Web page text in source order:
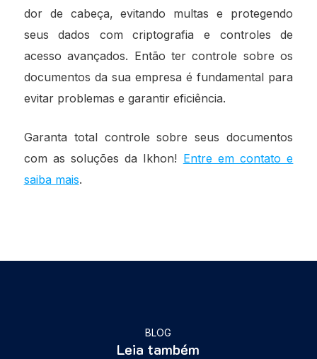
dor de cabeça, evitando multas e protegendo
seus dados com criptografia e controles de
acesso avançados. Então ter controle sobre os
documentos da sua empresa é fundamental para
evitar problemas e garantir eficiência.
Garanta total controle sobre seus documentos
com as soluções da Ikhon! Entre em contato e
saiba mais.
BLOG
Leia também